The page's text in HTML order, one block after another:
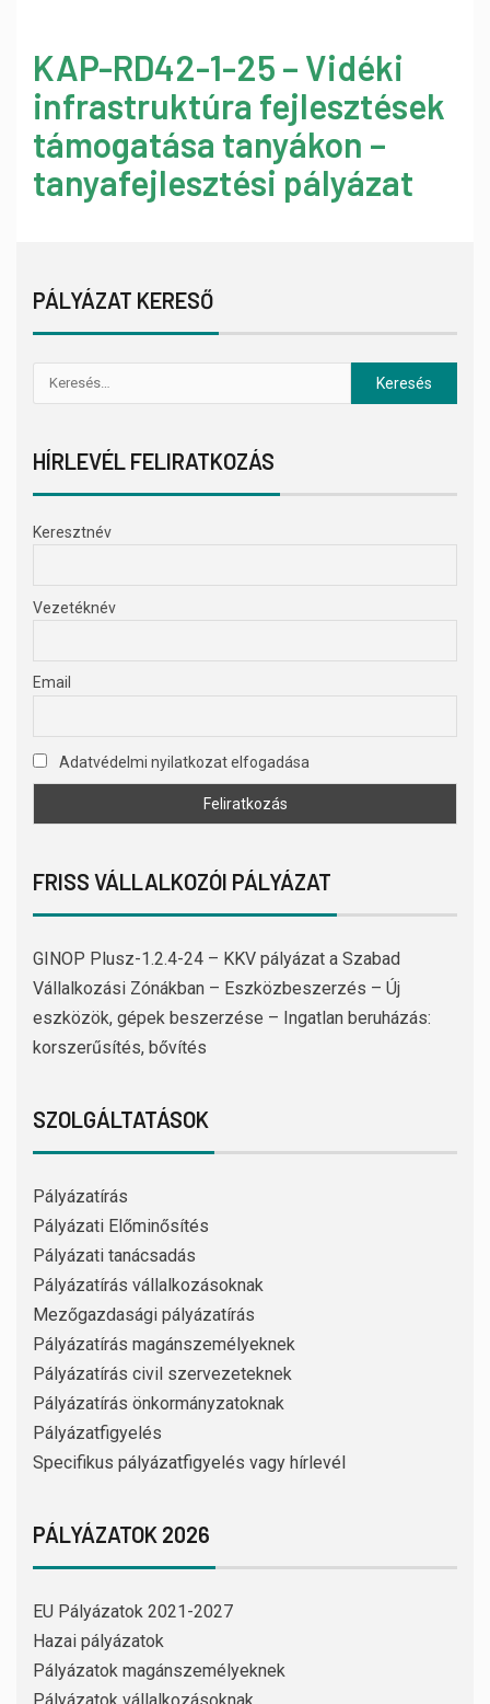
KAP-RD42-1-25 – Vidéki
infrastruktúra fejlesztések
támogatása tanyákon –
tanyafejlesztési pályázat
PÁLYÁZAT KERESŐ
HÍRLEVÉL FELIRATKOZÁS
Keresztnév
Vezetéknév
Email
Adatvédelmi nyilatkozat elfogadása
FRISS VÁLLALKOZÓI PÁLYÁZAT
GINOP Plusz-1.2.4-24 – KKV pályázat a Szabad
Vállalkozási Zónákban – Eszközbeszerzés – Új
eszközök, gépek beszerzése – Ingatlan beruházás:
korszerűsítés, bővítés
SZOLGÁLTATÁSOK
Pályázatírás
Pályázati Előminősítés
Pályázati tanácsadás
Pályázatírás vállalkozásoknak
Mezőgazdasági pályázatírás
Pályázatírás magánszemélyeknek
Pályázatírás civil szervezeteknek
Pályázatírás önkormányzatoknak
Pályázatfigyelés
Specifikus pályázatfigyelés vagy hírlevél
PÁLYÁZATOK 2026
EU Pályázatok 2021-2027
Hazai pályázatok
Pályázatok magánszemélyeknek